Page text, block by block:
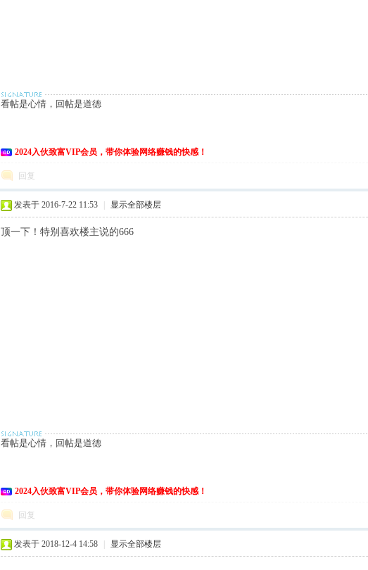
看帖是心情，回帖是道德
2024入伙致富VIP会员，带你体验网络赚钱的快感！
回复
发表于 2016-7-22 11:53 显示全部楼层
顶一下！特别喜欢楼主说的666
看帖是心情，回帖是道德
2024入伙致富VIP会员，带你体验网络赚钱的快感！
回复
发表于 2018-12-4 14:58 显示全部楼层